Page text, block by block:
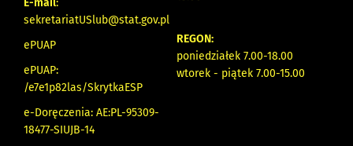
E-mail:
sekretariatUSlub@stat.gov.pl
ePUAP
ePUAP:
/e7e1p82las/SkrytkaESP
e-Doręczenia: AE:PL-95309-
18477-SIUJB-14
REGON:
poniedziałek 7.00-18.00
wtorek - piątek 7.00-15.00